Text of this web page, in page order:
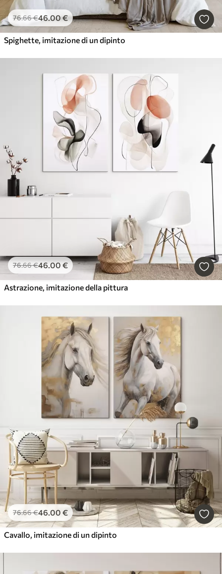
76.66€46.00€
Spighette, imitazione di un dipinto
76.66€46.00 €
Astrazione, imitazione della pittura
76.66€46.00 €
Cavallo, imitazione di un dipinto